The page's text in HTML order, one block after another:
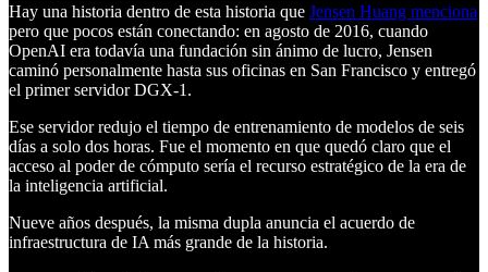
Hay una historia dentro de esta historia que Jensen Huang menciona
pero que pocos están conectando: en agosto de 2016, cuando
OpenAI era todavía una fundación sin ánimo de lucro, Jensen
caminó personalmente hasta sus oficinas en San Francisco y entregó
el primer servidor DGX-1.
Ese servidor redujo el tiempo de entrenamiento de modelos de seis
días a solo dos horas. Fue el momento en que quedó claro que el
acceso al poder de cómputo sería el recurso estratégico de la era de
la inteligencia artificial.
Nueve años después, la misma dupla anuncia el acuerdo de
infraestructura de IA más grande de la historia.